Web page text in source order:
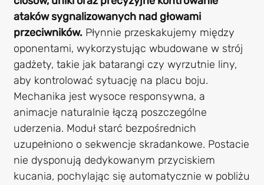
ataków sygnalizowanych nad głowami
przeciwników. Płynnie przeskakujemy między
oponentami, wykorzystując wbudowane w strój
gadżety, takie jak batarangi czy wyrzutnie liny,
aby kontrolować sytuację na placu boju.
Mechanika jest wysoce responsywna, a
animacje naturalnie łączą poszczególne
uderzenia. Moduł starć bezpośrednich
uzupełniono o sekwencje skradankowe. Postacie
nie dysponują dedykowanym przyciskiem
kucania, pochylając się automatycznie w pobliżu